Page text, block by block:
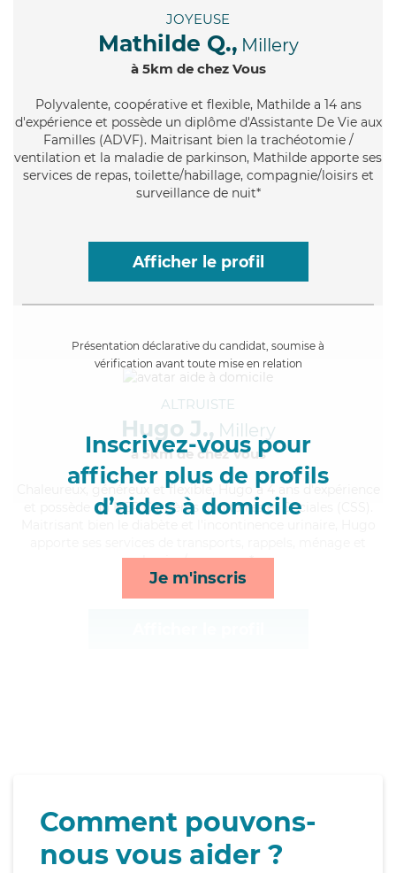
JOYEUSE
Mathilde Q., Millery
à 5km de chez Vous
Polyvalente, coopérative et flexible, Mathilde a 14 ans
d'expérience et possède un diplôme d'Assistante De Vie aux
Familles (ADVF). Maitrisant bien la trachéotomie /
ventilation et la maladie de parkinson, Mathilde apporte ses
services de repas, toilette/habillage, compagnie/loisirs et
surveillance de nuit*
Afficher le profil
Présentation déclarative du candidat, soumise à
vérification avant toute mise en relation
Inscrivez-vous pour
afficher plus de profils
d’aides à domicile
Je m'inscris
ALTRUISTE
Hugo J., Millery
à 5km de chez Vous
, généreux et flexible, Hugo a 4 ans d'expérience
et possède un BEP Carrières Sanitaires et Sociales (CSS).
lessive/repassage*
Comment pouvons-
nous vous aider ?